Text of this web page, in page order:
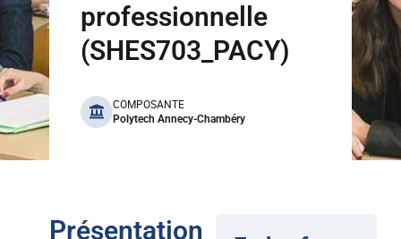
professionnelle
(SHES703_PACY)
benefits
COMPOSANTE
Polytech Annecy-Chambéry
Présentation